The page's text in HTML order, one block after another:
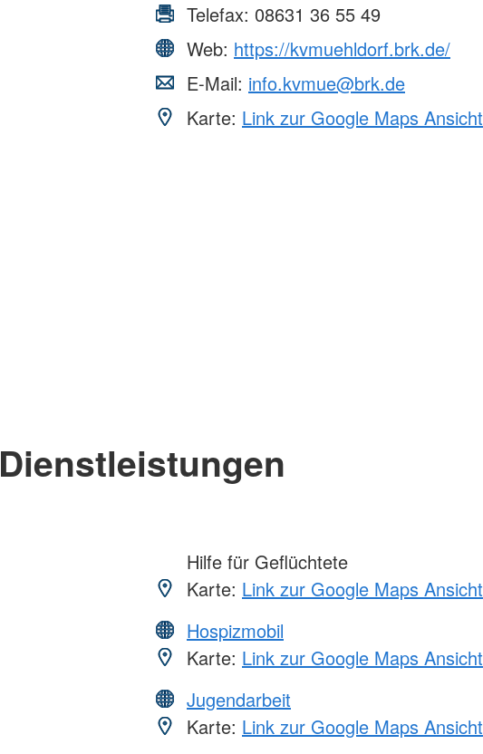
Telefax: 08631 36 55 49
Web: https://kvmuehldorf.brk.de/
E-Mail: info.kvmue@brk.de
Karte: Link zur Google Maps Ansicht
Dienstleistungen
Hilfe für Geflüchtete
Karte: Link zur Google Maps Ansicht
Hospizmobil
Karte: Link zur Google Maps Ansicht
Jugendarbeit
Karte: Link zur Google Maps Ansicht